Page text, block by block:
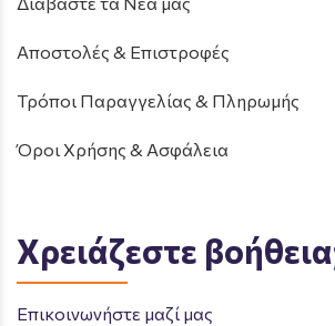
Αποστολές & Επιστροφές
Τρόποι Παραγγελίας & Πληρωμής
Όροι Χρήσης & Ασφάλεια
Χρειάζεστε
Επικοινωνήστε μαζί μας